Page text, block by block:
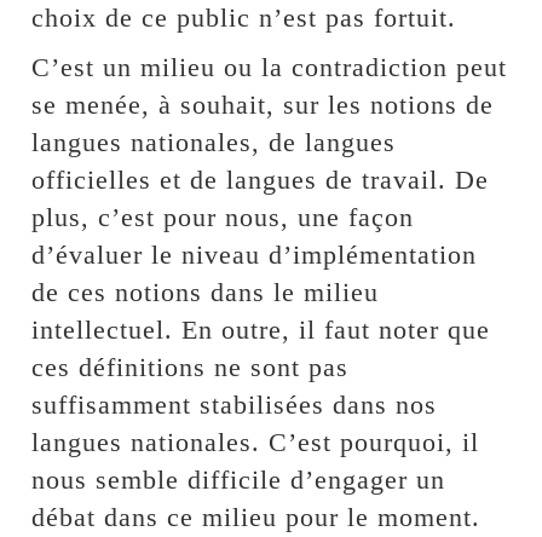
choix de ce public n’est pas fortuit.
C’est un milieu ou la contradiction peut
se menée, à souhait, sur les notions de
langues nationales, de langues
officielles et de langues de travail. De
plus, c’est pour nous, une façon
d’évaluer le niveau d’implémentation
de ces notions dans le milieu
intellectuel. En outre, il faut noter que
ces définitions ne sont pas
suffisamment stabilisées dans nos
langues nationales. C’est pourquoi, il
nous semble difficile d’engager un
débat dans ce milieu pour le moment.